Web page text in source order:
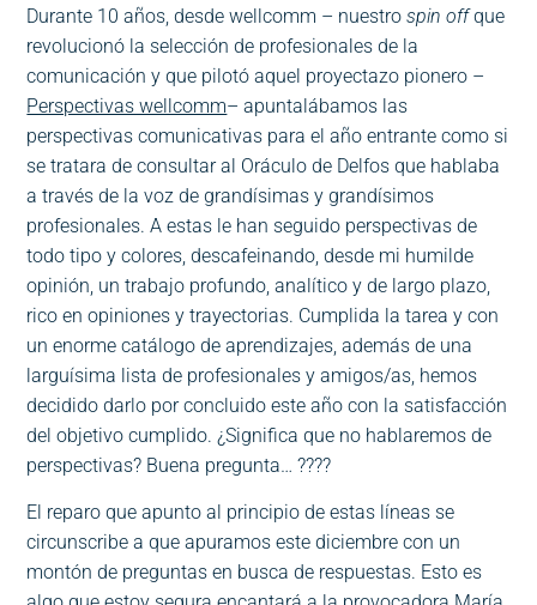
Durante 10 años, desde wellcomm – nuestrospin offque
revolucionó la selección de profesionales de la
comunicación y que pilotó aquel proyectazo pionero –
Perspectivas wellcomm– apuntalábamos las
perspectivas comunicativas para el año entrante como si
se tratara de consultar al Oráculo de Delfos que hablaba
a través de la voz de grandísimas y grandísimos
profesionales. A estas le han seguido perspectivas de
todo tipo y colores, descafeinando, desde mi humilde
opinión, un trabajo profundo, analítico y de largo plazo,
rico en opiniones y trayectorias. Cumplida la tarea y con
un enorme catálogo de aprendizajes, además de una
larguísima lista de profesionales y amigos/as, hemos
decidido darlo por concluido este año con la satisfacción
del objetivo cumplido. ¿Significa que no hablaremos de
perspectivas? Buena pregunta… ????
El reparo que apunto al principio de estas líneas se
circunscribe a que apuramos este diciembre con un
montón de preguntas en busca de respuestas. Esto es